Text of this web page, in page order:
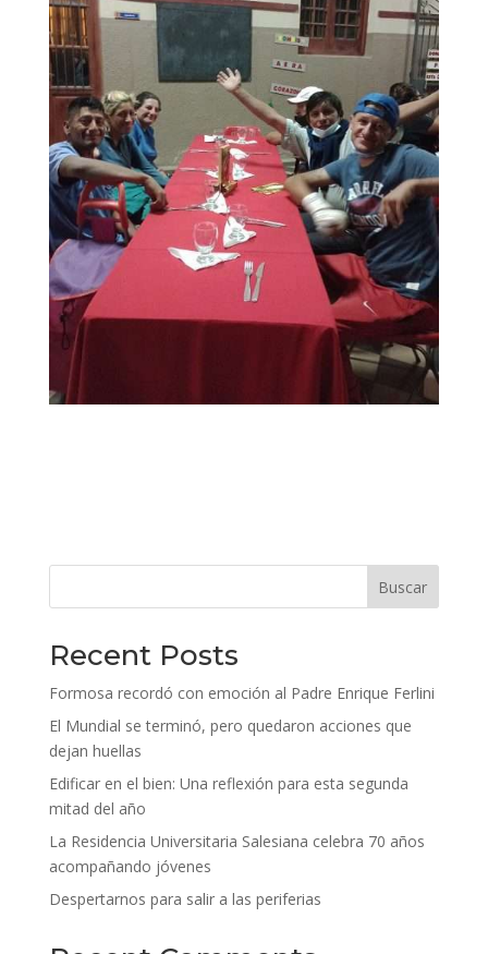
Buscar
Recent Posts
Formosa recordó con emoción al Padre Enrique Ferlini
El Mundial se terminó, pero quedaron acciones que
dejan huellas
Edificar en el bien: Una reflexión para esta segunda
mitad del año
La Residencia Universitaria Salesiana celebra 70 años
acompañando jóvenes
Despertarnos para salir a las periferias